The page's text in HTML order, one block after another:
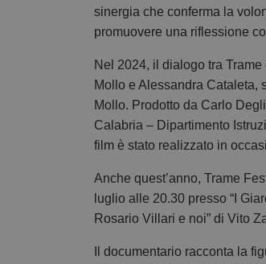
sinergia che conferma la
promuovere una riflessione
Nel 2024, il dialogo tra
Mollo e Alessandra Cataleta,
Mollo. Prodotto da Carlo
Calabria – Dipartimento
film è stato realizzato in
Anche quest’anno, Trame
luglio alle 20.30 presso “I
Rosario Villari e noi” di Vito
Il documentario racconta la